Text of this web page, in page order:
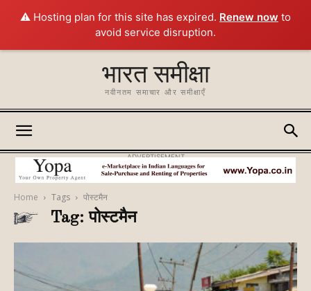
⚠️ Hosting plan for this site has expired. Renew now to
avoid service disruption.
भारत समीक्षा
नवीनतम समाचार और समीक्षाएँ
ADVERTISEMENT
Home Tags पोस्टमैन
Tag: पोस्टमैन